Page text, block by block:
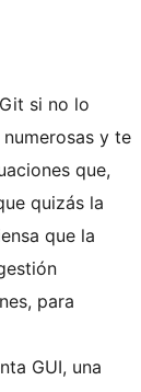
si no lo
y te
que,
quizás la
que la
para
GUI, una